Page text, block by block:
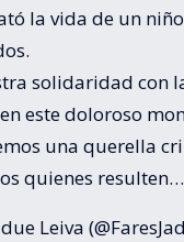
la vida de un
solidaridad con
este doloroso
una querella
quienes resulten…
Leiva